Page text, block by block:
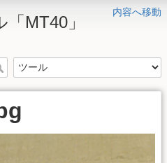
内容へ移動
MT40」